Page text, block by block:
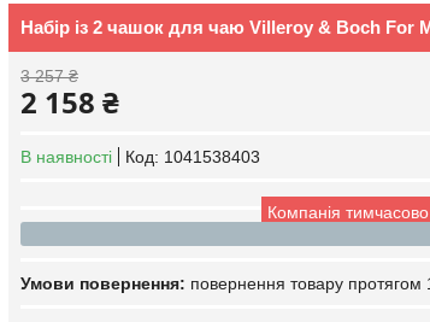
Набір із 2 чашок для чаю Villeroy & Boch For
3 257 ₴
2 158 ₴
В наявності Код: 1041538403
Компанія
повернення товару протягом